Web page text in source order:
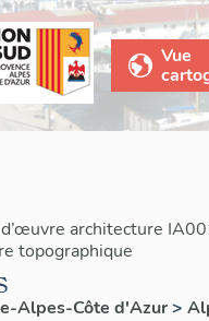
Vue
architecture
topographique
Alpes-Côte d'Azur>